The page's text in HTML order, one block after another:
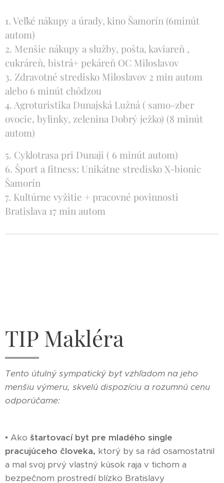
1. Veľké nákupy a úrady, kino Šamorín (6minút
autom)
2. Menšie nákupy a služby, pošta, kaviareň ,
cukráreň, bistrá+ pekáreň OC Miloslavov
3. Zdravotné stredisko Miloslavov 2 min autom
alebo 6 minút chôdzou
4. Agroturistika Dunajská Lužná ( samo-zber
ovocie, bylinky, zelenina Dobrý ježko) (8 minút
autom)
5. Cyklotrasa pri Dunaji ( 6 minút autom)
6. Šport a fitness: Unikátne stredisko X-bionic
Šamorín
7. Kultúrne vyžitie + pracovné povinnosti
Bratislava 17 min autom
TIP Makléra
Tento útulný sympatický byt vzhľadom na jeho
menšiu výmeru, skvelú dispozíciu a rozumnú cenu
odporúčame:
• Ako štartovací byt pre mladého single
pracujúceho človeka, ktorý by sa rád osamostatnil
a mal svoj prvý vlastný kúsok raja v tichom a
bezpečnom prostredí blízko Bratislavy